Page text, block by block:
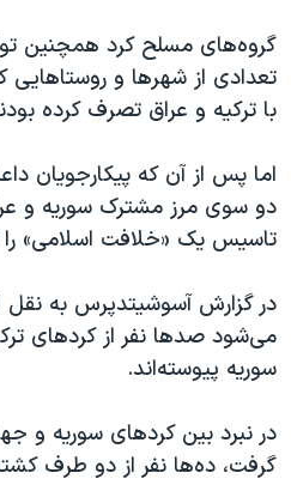
گروه‌های مسلح کرد همچنین
تعدادی از شهرها و روستاهایی
با ترکیه و عراق تصرف کرده
اما پس از آن که پیکارجویان
دو سوی مرز مشترک سوریه و
تاسیس یک «خلافت اسلامی» را
در گزارش آسوشیتدپرس به نقل
می‌شود صدها نفر از کردهای
سوریه پیوسته‌اند.
گرفت، ده‌ها نفر از دو طرف